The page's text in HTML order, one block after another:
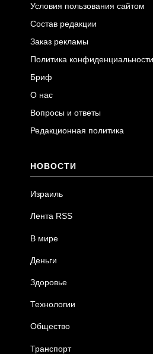
Условия пользования сайтом
Состав редакции
Заказ рекламы
Политика конфиденциальности
Бриф
О нас
Вопросы и ответы
Редакционная политика
НОВОСТИ
Израиль
Лента RSS
В мире
Деньги
Здоровье
Технологии
Общество
Транспорт